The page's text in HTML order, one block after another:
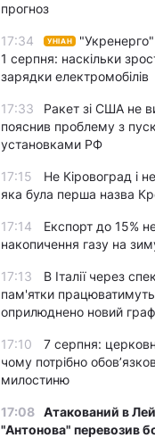
прогноз
17:34 УНІАН
1 серпня: наскільки
зарядки електромобілів
17:33
Ракет зі США не
пояснив проблему з
установками РФ
17:15
Не Кіровоград і
яка була перша назва
17:14
Експорт до 15%
накопичення газу на
17:13
В Італії через
пам'ятки
оприлюднено новий
17:10
7 серпня:
чому потрібно
милостиню
17:08 Атакований в
"Антонова" перевозив